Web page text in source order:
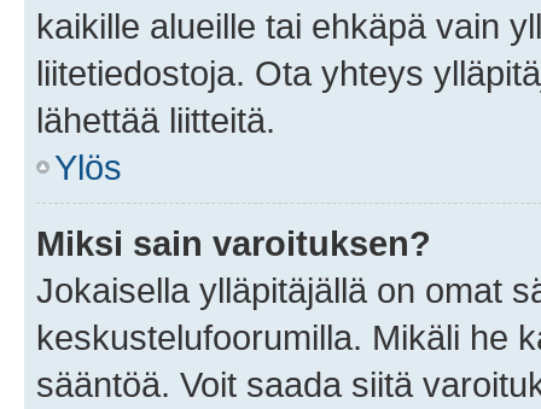
kaikille alueille tai ehkäpä vain
liitetiedostoja. Ota yhteys
lähettää liitteitä.
Ylös
Miksi sain varoituksen?
Jokaisella ylläpitäjällä on omat
keskustelufoorumilla. Mikäli he
sääntöä. Voit saada siitä